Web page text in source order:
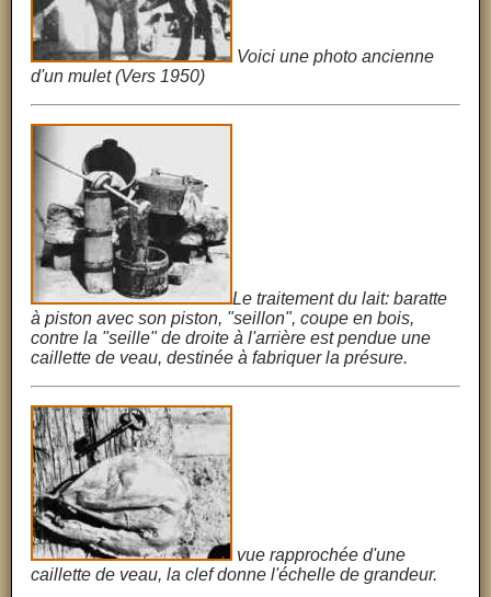
Voici une photo ancienne
d'un mulet (Vers 1950)
Le traitement du lait: baratte
à piston avec son piston, "seillon", coupe en bois,
contre la "seille" de droite à l'arrière est pendue une
caillette de veau, destinée à fabriquer la présure.
vue rapprochée d'une
caillette de veau, la clef donne l'échelle de grandeur.